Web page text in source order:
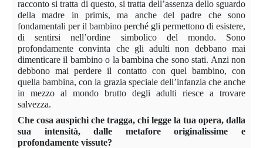
racconto si tratta di questo, si tratta dell’assenza dello sguardo
della madre in primis, ma anche del padre che sono
fondamentali per il bambino perché gli permettono di esistere,
di sentirsi nell’ordine simbolico del mondo. Sono
profondamente convinta che gli adulti non debbano mai
dimenticare il bambino o la bambina che sono stati. Anzi non
debbono mai perdere il contatto con quel bambino, con
quella bambina, con la grazia speciale dell’infanzia che anche
in mezzo al mondo brutto degli adulti riesce a trovare
salvezza.
Che cosa auspichi che tragga, chi legge la tua opera, dalla
sua intensità, dalle metafore originalissime e
profondamente vissute?